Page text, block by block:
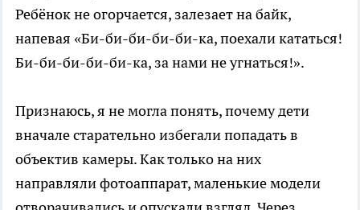
Ребёнок не огорчается, залезает на байк,
напевая «Би-би-би-би-би-ка, поехали кататься!
Би-би-би-би-би-ка, за нами не угнаться!».
Признаюсь, я не могла понять, почему дети
вначале старательно избегали попадать в
объектив камеры. Как только на них
направляли фотоаппарат, маленькие модели